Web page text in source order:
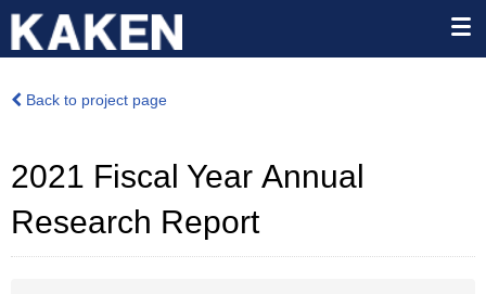
Back to project page
2021 Fiscal Year Annual
Research Report